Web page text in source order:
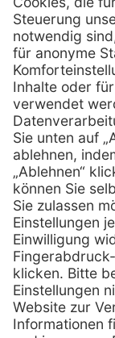
E-
Services
Vorteile
Leasing
Kataloge /